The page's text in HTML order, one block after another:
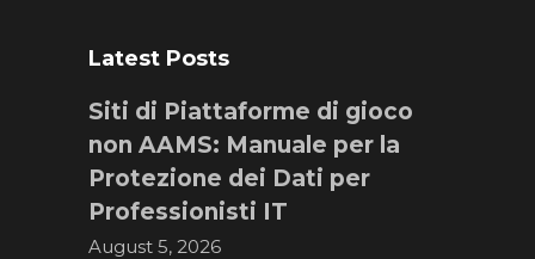
Latest Posts
Siti di Piattaforme di gioco
non AAMS: Manuale per la
Protezione dei Dati per
Professionisti IT
August 5, 2026